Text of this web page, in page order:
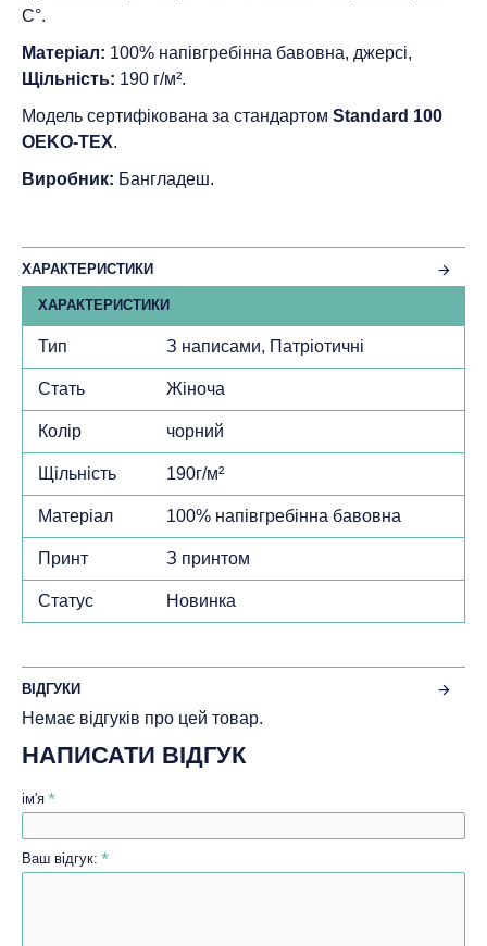
С°.
Матеріал: 100% напівгребінна бавовна, джерсі,
Щільність: 190 г/м².
Модель сертифікована за стандартом Standard 100
ОEKO-TEX.
Виробник: Бангладеш.
ХАРАКТЕРИСТИКИ
ХАРАКТЕРИСТИКИ
Тип З написами, Патріотичні
Стать Жіноча
Колір чорний
Щільність 190г/м²
Матеріал 100% напівгребінна бавовна
Принт З принтом
Статус Новинка
ВІДГУКИ
Немає відгуків про цей товар.
НАПИСАТИ ВІДГУК
ім'я
Ваш відгук: